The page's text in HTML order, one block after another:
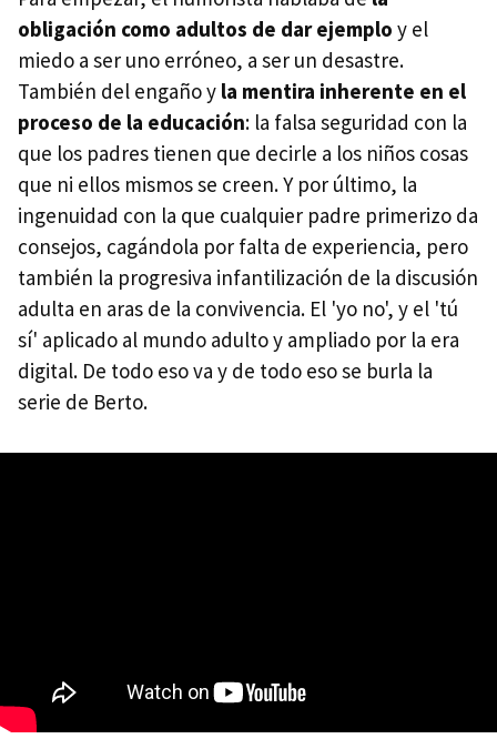
obligación como adultos de dar ejemplo y el
miedo a ser uno erróneo, a ser un desastre.
También del engaño y la mentira inherente en el
proceso de la educación: la falsa seguridad con la
que los padres tienen que decirle a los niños cosas
que ni ellos mismos se creen. Y por último, la
ingenuidad con la que cualquier padre primerizo da
consejos, cagándola por falta de experiencia, pero
también la progresiva infantilización de la discusión
adulta en aras de la convivencia. El 'yo no', y el 'tú
sí' aplicado al mundo adulto y ampliado por la era
digital. De todo eso va y de todo eso se burla la
serie de Berto.